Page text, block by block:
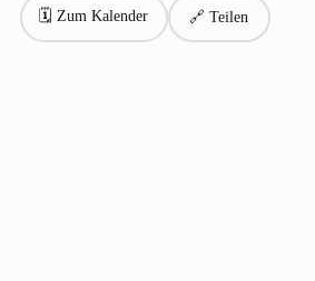
🗓 Zum Kalender 🔗 Teilen